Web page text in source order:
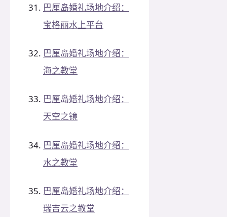
巴厘岛婚礼场地介绍：
宝格丽水上平台
巴厘岛婚礼场地介绍：
海之教堂
巴厘岛婚礼场地介绍：
天空之镜
巴厘岛婚礼场地介绍：
水之教堂
巴厘岛婚礼场地介绍：
瑞吉云之教堂